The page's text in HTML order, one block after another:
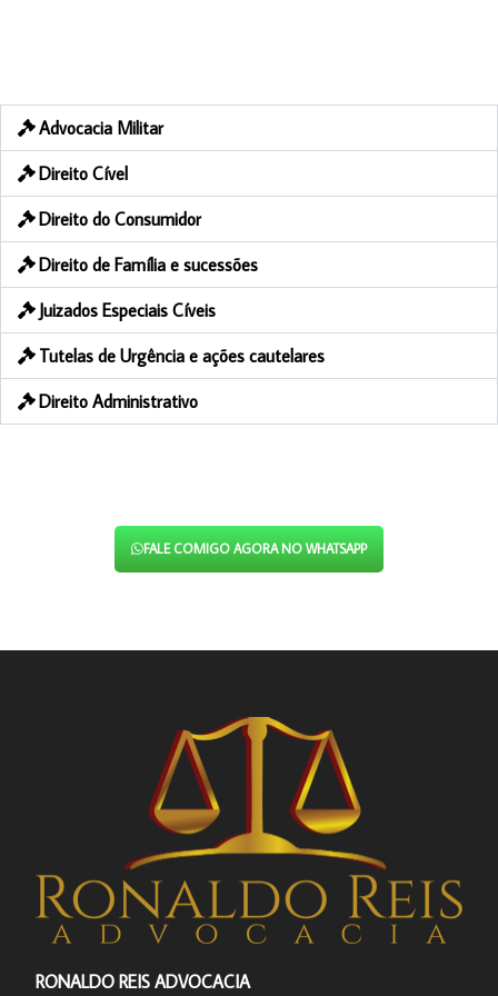
Advocacia Militar
Direito Cível
Direito do Consumidor
Direito de Família e sucessões
Juizados Especiais Cíveis
Tutelas de Urgência e ações cautelares
Direito Administrativo
FALE COMIGO AGORA NO WHATSAPP
RONALDO REIS ADVOCACIA